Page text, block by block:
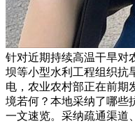
针对近期持续高温干旱对
坝等小型水利工程组织抗
电，农业农村部正在前期
境若何？本地采纳了哪些
一文速览。采纳疏通渠道